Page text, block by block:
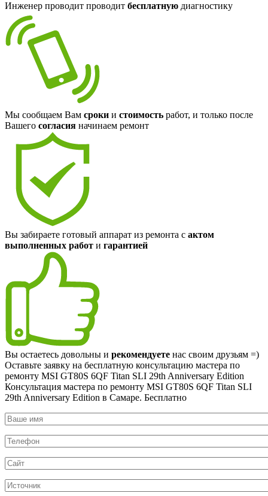
Инженер проводит проводит бесплатную диагностику
Мы сообщаем Вам сроки и стоимость работ, и только после
Вашего согласия начинаем ремонт
Вы забираете готовый аппарат из ремонта с актом
выполненных работ и гарантией
Вы остаетесь довольны и рекомендуете нас своим друзьям =)
Оставьте заявку на бесплатную консультацию мастера по
ремонту MSI GT80S 6QF Titan SLI 29th Anniversary Edition
Консультация мастера по ремонту MSI GT80S 6QF Titan SLI
29th Anniversary Edition в Самаре. Бесплатно